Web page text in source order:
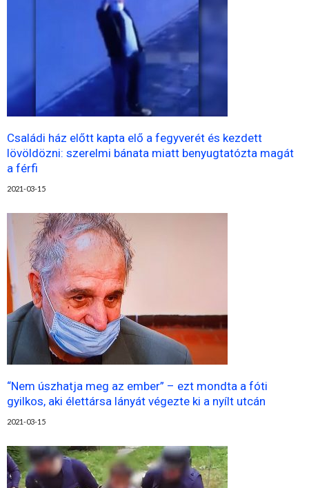
Családi ház előtt kapta elő a fegyverét és kezdett
lövöldözni: szerelmi bánata miatt benyugtatózta magát
a férfi
2021-03-15
“Nem úszhatja meg az ember” – ezt mondta a fóti
gyilkos, aki élettársa lányát végezte ki a nyílt utcán
2021-03-15